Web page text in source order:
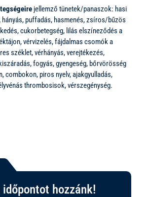
jellemző tünetek/panaszok: hasi
hányás, puffadás, hasmenés, zsíros/bűzös
cukorbetegség, lilás elszíneződés a
vérvizelés, fájdalmas csomók a
széklet, vérhányás, verejtékezés,
fogyás, gyengeség, bőrvörösség
combokon, piros nyelv, ajakgyulladás,
thrombosisok, vérszegénység.
hozzánk!